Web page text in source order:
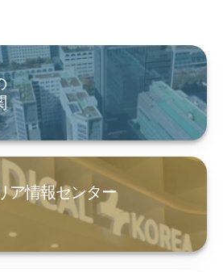
ア情報センター